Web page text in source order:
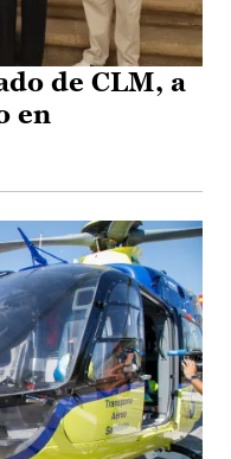
de CLM, a
en